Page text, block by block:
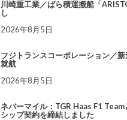
川崎重工業／ばら積運搬船「
し
2026年8月5日
フジトランスコーポレーション／新
就航
2026年8月5日
ネバーマイル：TGR Haas F1
シップ契約を締結しました